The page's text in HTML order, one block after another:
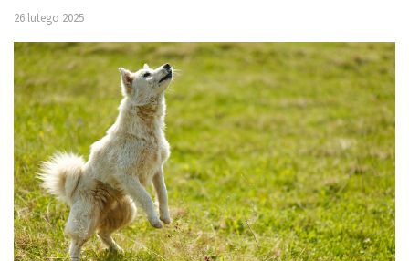
26 lutego 2025